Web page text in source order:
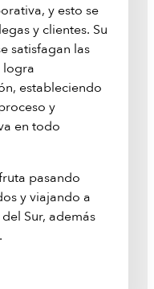
y esto se
y clientes. Su
satisfagan las
logra
estableciendo
y
en todo
pasando
y viajando a
Sur, además